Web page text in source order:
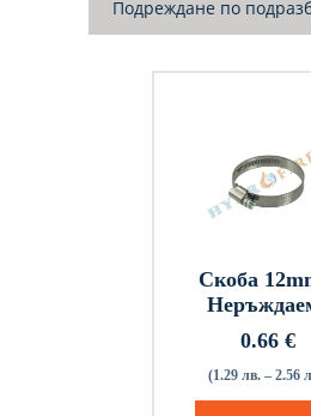
Скоба
0.66 €
(1.29 лв. – 2.56